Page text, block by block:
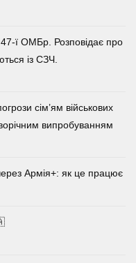
ї ОМБр. Розповідає про
із СЗЧ.
сім’ям військових
випробуванням
Армія+: як це працює